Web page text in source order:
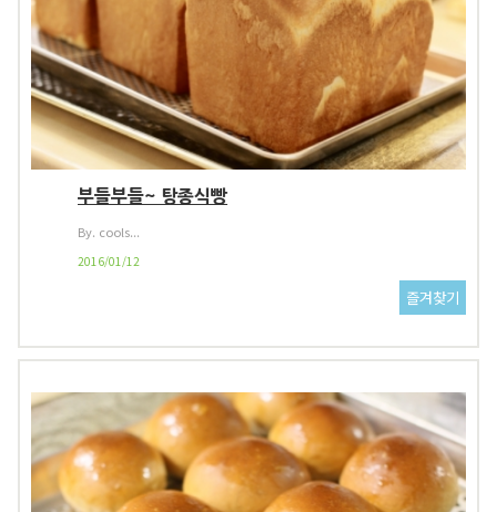
부들부들~ 탕종식빵
By. cools...
2016/01/12